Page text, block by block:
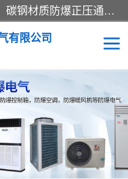
防爆正压分析小屋；不锈钢、碳钢材质防爆正压通风柜，分上下、左右、外挂三种款式；立式、挂式防爆配电柜体；不锈钢、碳钢防爆变频、磁力、星三角启动器；不锈钢、碳钢、铸铝防爆控制箱柜；可操作按键、多块式防爆仪表箱；多材质防爆接线箱；台式防爆电脑、防爆监视器。产品适配石油、化工、煤炭、电力、纺织、酿酒、航天、铁路、冶金、船舶、消防、市政等多行业工况使用。
有限公司
防爆正压柜
防爆配电箱
防爆接线箱